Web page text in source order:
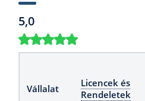
5,0
Vállalat
Licencek és
Rendeletek